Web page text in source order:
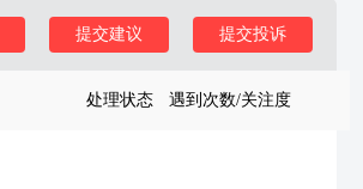
提交投诉
提交建议
处理状态 遇到次数/关注度